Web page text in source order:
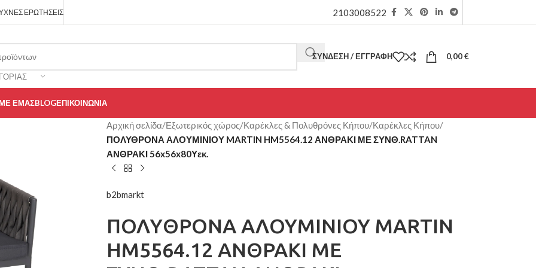
ΕΡΩΤΉΣΕΙΣ 2103008522
ΣΎΝΔΕΣΗ / ΕΓΓΡΑΦΉ 0,00€
ΕΜΆΣBLOGΕΠΙΚΟΙΝΩΝΊΑ
Αρχική σελίδα/Εξωτερικός χώρος/Καρέκλες & Πολυθρόνες Κήπου/Καρέκλες Κήπου/
ΠΟΛΥΘΡΟΝΑ ΑΛΟΥΜΙΝΙΟΥ MARTIN HM5564.12 ΑΝΘΡΑΚΙ ΜΕ ΣΥΝΘ.RATTAN
ΑΝΘΡΑΚΙ 56x56x80Υεκ.
b2bmarkt
ΠΟΛΥΘΡΟΝΑ ΑΛΟΥΜΙΝΙΟΥ MARTIN
HM5564.12 ΑΝΘΡΑΚΙ ΜΕ